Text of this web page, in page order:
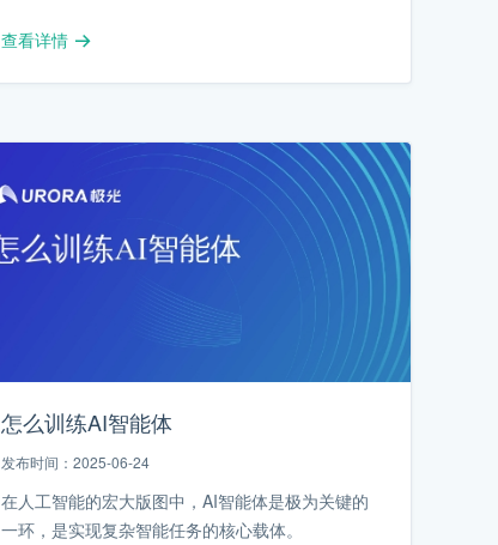
查看详情
怎么训练AI智能体
发布时间：2025-06-24
在人工智能的宏大版图中，AI智能体是极为关键的
一环，是实现复杂智能任务的核心载体。